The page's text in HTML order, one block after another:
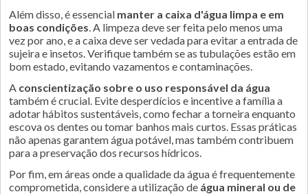
Além disso, é essencial manter a caixa d'água limpa e em
boas condições. A limpeza deve ser feita pelo menos uma
vez por ano, e a caixa deve ser vedada para evitar a entrada de
sujeira e insetos. Verifique também se as tubulações estão em
bom estado, evitando vazamentos e contaminações.
A conscientização sobre o uso responsável da água
também é crucial. Evite desperdícios e incentive a família a
adotar hábitos sustentáveis, como fechar a torneira enquanto
escova os dentes ou tomar banhos mais curtos. Essas práticas
não apenas garantem água potável, mas também contribuem
para a preservação dos recursos hídricos.
Por fim, em áreas onde a qualidade da água é frequentemente
comprometida, considere a utilização de água mineral ou de